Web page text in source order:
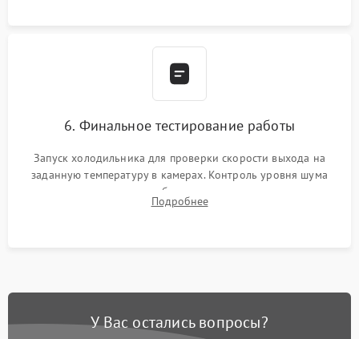
6. Финальное тестирование работы
Запуск холодильника для проверки скорости выхода на
заданную температуру в камерах. Контроль уровня шума
компрессора, отсутствия обмерзания стенок и корректного
срабатывания системы автоматической оттайки.
Подробнее
У Вас остались вопросы?